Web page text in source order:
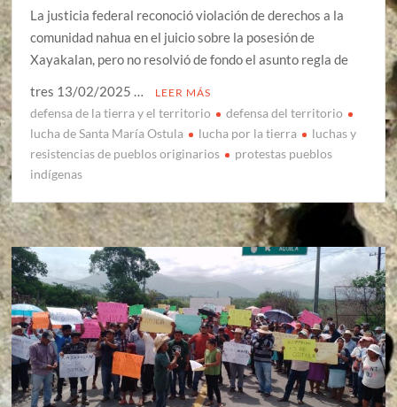
La justicia federal reconoció violación de derechos a la
comunidad nahua en el juicio sobre la posesión de
Xayakalan, pero no resolvió de fondo el asunto regla de
tres 13/02/2025 …
LEER MÁS
defensa de la tierra y el territorio
defensa del territorio
lucha de Santa María Ostula
lucha por la tierra
luchas y
resistencias de pueblos originarios
protestas pueblos
indígenas